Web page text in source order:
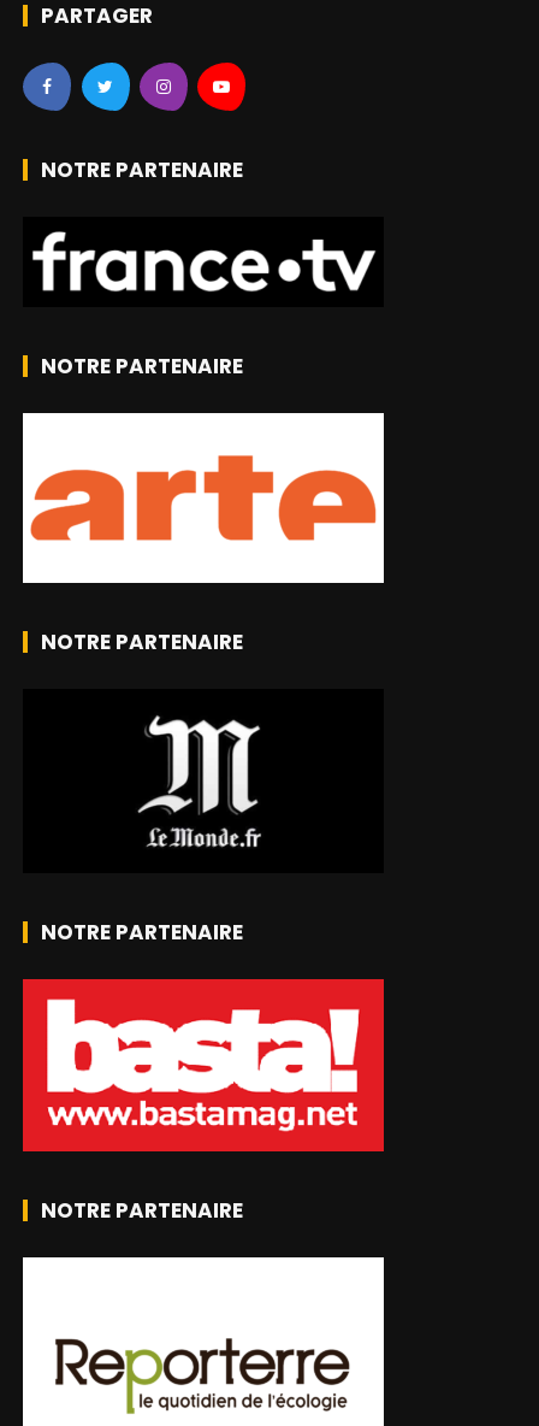
PARTAGER
NOTRE PARTENAIRE
NOTRE PARTENAIRE
NOTRE PARTENAIRE
NOTRE PARTENAIRE
NOTRE PARTENAIRE